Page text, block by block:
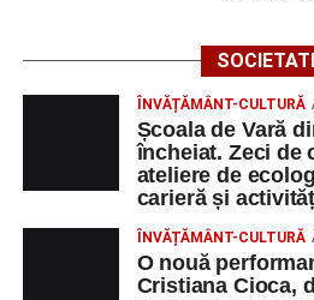
ÎNVĂȚĂMÂNT-CULTURĂ
Școala de Vară
încheiat. Zeci de
ateliere de
carieră și
ÎNVĂȚĂMÂNT-CULTURĂ
O nouă
Cristiana Cioca,